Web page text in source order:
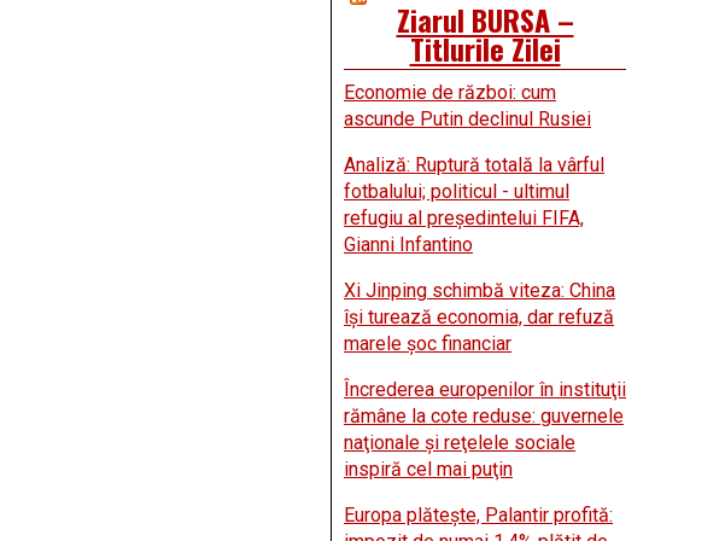
Ziarul BURSA –
Titlurile Zilei
Economie de război: cum
ascunde Putin declinul Rusiei
Analiză: Ruptură totală la vârful
fotbalului; politicul - ultimul
refugiu al preşedintelui FIFA,
Gianni Infantino
Xi Jinping schimbă viteza: China
îşi turează economia, dar refuză
marele şoc financiar
Încrederea europenilor în instituţii
rămâne la cote reduse: guvernele
naţionale şi reţelele sociale
inspiră cel mai puţin
Europa plăteşte, Palantir profită: